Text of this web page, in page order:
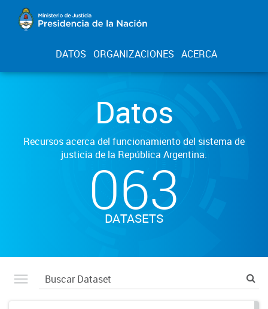
DATOS ORGANIZACIONES ACERCA
Datos
Recursos acerca del funcionamiento del sistema de
justicia de la República Argentina.
063
DATASETS